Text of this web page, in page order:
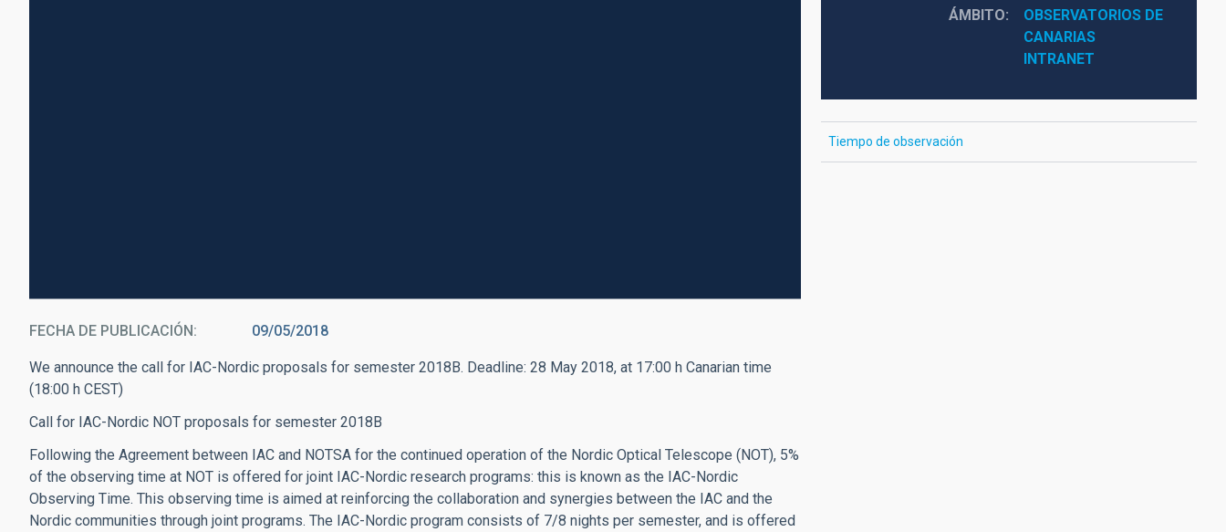
FECHA DE PUBLICACIÓN 09/05/2018
We announce the call for IAC-Nordic proposals for semester 2018B. Deadline: 28 May 2018, at 17:00 h Canarian time
(18:00 h CEST)
Call for IAC-Nordic NOT proposals for semester 2018B
Following the Agreement between IAC and NOTSA for the continued operation of the Nordic Optical Telescope (NOT), 5%
of the observing time at NOT is offered for joint IAC-Nordic research programs: this is known as the IAC-Nordic
Observing Time. This observing time is aimed at reinforcing the collaboration and synergies between the IAC and the
Nordic communities through joint programs. The IAC-Nordic program consists of 7/8 nights per semester, and is offered
ÁMBITO
OBSERVATORIOS DE
CANARIAS
INTRANET
Tiempo de observación